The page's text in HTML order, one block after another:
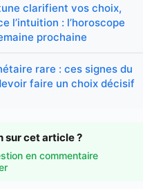
clarifient vos choix,
l’intuition : l’horoscope
prochaine
rare : ces signes du
faire un choix décisif
sur cet article ?
en commentaire